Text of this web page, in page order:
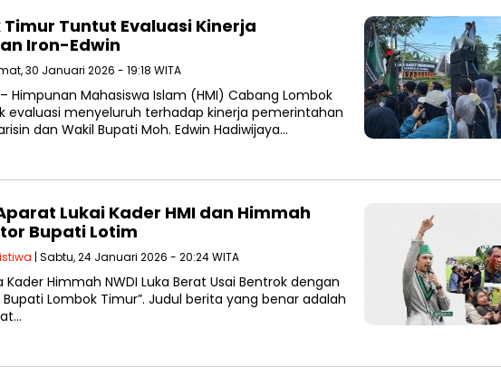
Timur Tuntut Evaluasi Kinerja
Iron-Edwin
30 Januari 2026 - 19:18 WITA
– Himpunan Mahasiswa Islam (HMI) Cabang Lombok
evaluasi menyeluruh terhadap kinerja pemerintahan
dan Wakil Bupati Moh. Edwin Hadiwijaya…
Lukai Kader HMI dan Himmah
Bupati Lotim
| Sabtu, 24 Januari 2026 - 20:24 WITA
Kader Himmah NWDI Luka Berat Usai Bentrok dengan
Lombok Timur”. Judul berita yang benar adalah